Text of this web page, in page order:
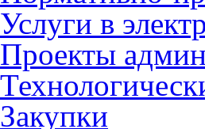
Услуги в
Проекты
Закупки